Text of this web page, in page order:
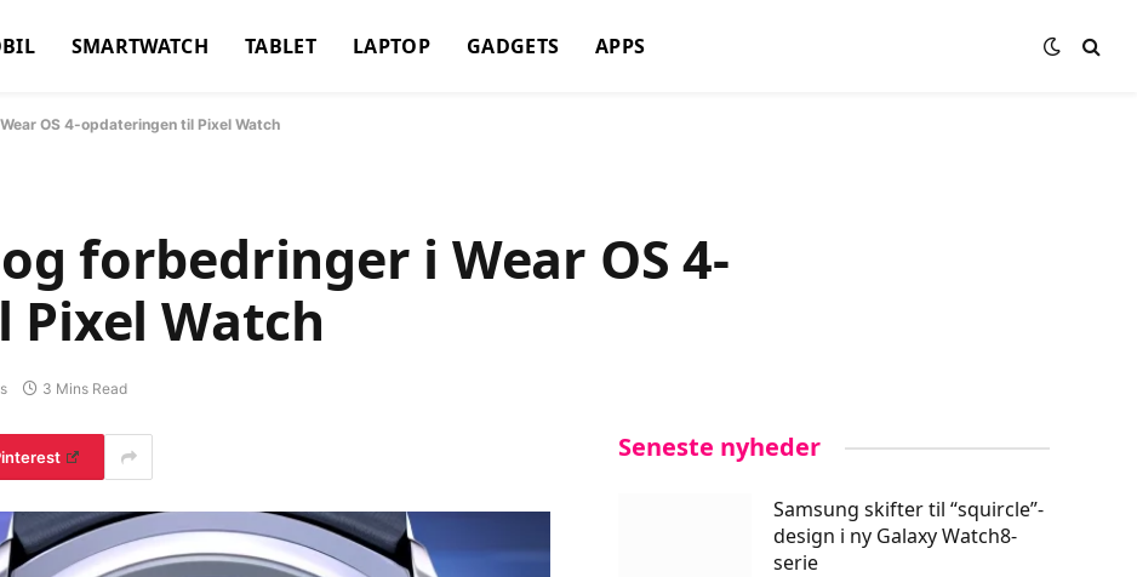
SMARTWATCH TABLET LAPTOP GADGETS APPS
OS 4-opdateringen til Pixel Watch
forbedringer i Wear OS 4-
Watch
3 Mins Read
Seneste nyheder
Samsung skifter til “squircle”-
design i ny Galaxy Watch8-
serie